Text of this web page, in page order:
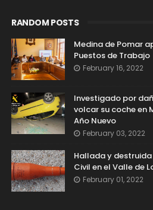
RANDOM POSTS
Medina de Pomar
Puestos de Trabajo
February 16, 2022
Investigado por
volcar su coche en
Año Nuevo
February 03, 2022
Hallada y
Civil en el Valle de
February 01, 2022